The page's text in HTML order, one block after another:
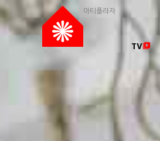
아티플라자
TV